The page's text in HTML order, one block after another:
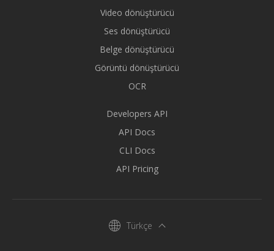
Video dönüştürücü
Ses dönüştürücü
Belge dönüştürücü
Görüntü dönüştürücü
OCR
Developers API
API Docs
CLI Docs
API Pricing
Türkçe